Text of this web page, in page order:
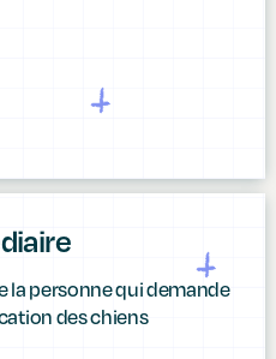
la personne qui demande
des chiens